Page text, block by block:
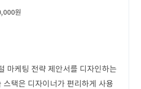
원
마케팅 전략 제안서를 디자인하는
스택은 디자이너가 편리하게 사용